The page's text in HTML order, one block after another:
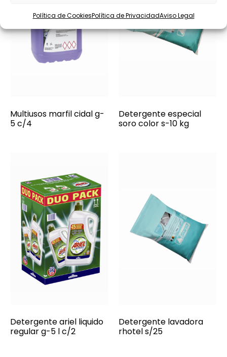
Política de CookiesPolítica de PrivacidadAviso Legal
Multiusos marfil cidal g-
5 c/4
Detergente especial
soro color s-10 kg
Detergente ariel liquido
regular g-5 l c/2
Detergente lavadora
rhotel s/25